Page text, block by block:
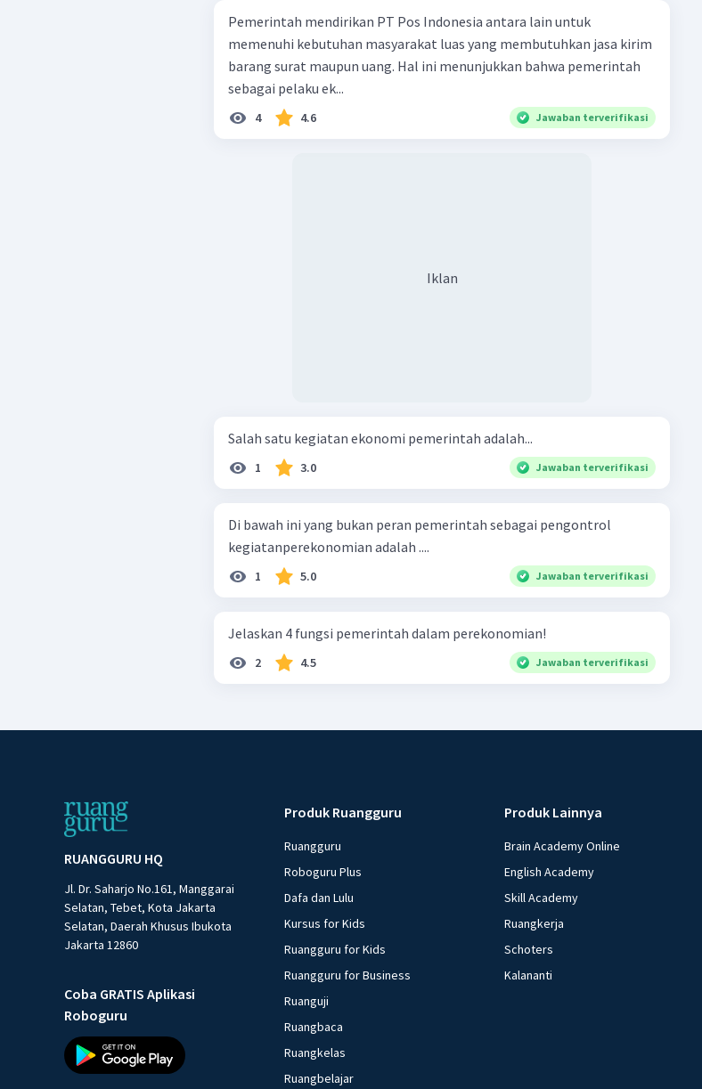
Pemerintah mendirikan PT Pos Indonesia antara lain untuk
memenuhi kebutuhan masyarakat luas yang membutuhkan jasa kirim
barang surat maupun uang. Hal ini menunjukkan bahwa pemerintah
sebagai pelaku ek...
4 4.6 Jawaban terverifikasi
Iklan
Salah satu kegiatan ekonomi pemerintah adalah...
1 3.0 Jawaban terverifikasi
Di bawah ini yang bukan peran pemerintah sebagai pengontrol
kegiatanperekonomian adalah ....
1 5.0 Jawaban terverifikasi
Jelaskan 4 fungsi pemerintah dalam perekonomian!
2 4.5 Jawaban terverifikasi
RUANGGURU HQ
Jl. Dr. Saharjo No.161, Manggarai
Selatan, Tebet, Kota Jakarta
Selatan, Daerah Khusus Ibukota
Jakarta 12860
Coba GRATIS Aplikasi
Roboguru
Produk Ruangguru
Ruangguru
Roboguru Plus
Dafa dan Lulu
Kursus for Kids
Ruangguru for Kids
Ruangguru for Business
Ruanguji
Ruangbaca
Ruangkelas
Ruangbelajar
Produk Lainnya
Brain Academy Online
English Academy
Skill Academy
Ruangkerja
Schoters
Kalananti